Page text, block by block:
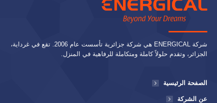
شركة ENERGICAL هي شركة جزائرية تأسست عام 2006. تقع في غرداية،
الجزائر، وتقدم حلولاً كاملة ومتكاملة للرفاهية في المنزل.
الصفحة الرئيسية
عن الشركة